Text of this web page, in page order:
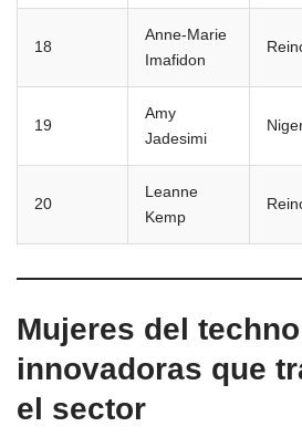
18
Anne-Marie
Imafidon
19
Amy
Jadesimi
20
Leanne
Kemp
Mujeres del
innovadoras que
el sector